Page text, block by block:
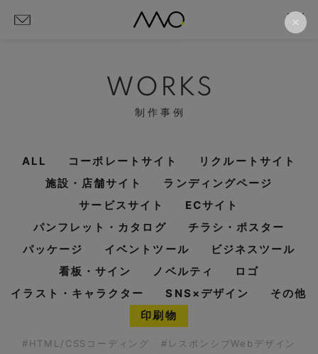
WORKS
制作事例
ALL コーポレートサイト
リクルートサイト
施設・店舗サイト
ランディングページ
サービスサイト
ECサイト
パンフレット・カタログ
チラシ・ポスター
パッケージ
イベントツール
ビジネスツール
看板・サイン
ノベルティ
ロゴ
イラスト・キャラクター
SNS×デザイン
その他
印刷物
#HTML/CSSコーディング
#レスポンシブWebデザイン